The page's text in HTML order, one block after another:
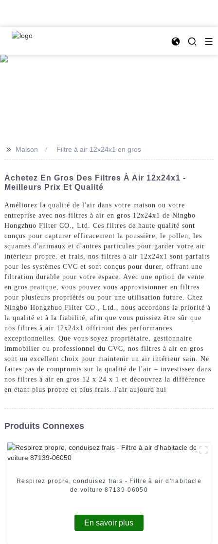
>> Maison Filtre à air 12x24x1 en gros
Achetez En Gros Des Filtres À Air 12x24x1 -
Meilleurs Prix Et Qualité
Améliorez la qualité de l'air dans votre maison ou votre
entreprise avec nos filtres à air en gros 12x24x1 de Ningbo
Hongzhuo Filter CO., Ltd. Ces filtres de haute qualité sont
conçus pour capturer efficacement la poussière, le pollen, les
squames d'animaux et d'autres particules pour garder votre air
intérieur propre. et frais, nos filtres à air 12x24x1 sont parfaits
pour les systèmes CVC et sont conçus pour durer, offrant une
filtration durable pour votre espace. Avec une option de vente
en gros pratique, vous pouvez vous approvisionner en filtres
pour plusieurs propriétés ou pour une utilisation future. Chez
Ningbo Hongzhuo Filter CO., Ltd., nous accordons la priorité à
la qualité et à la fiabilité, afin que vous puissiez être sûr que
nos filtres à air 12x24x1 offriront des performances
exceptionnelles. Que vous soyez propriétaire, gestionnaire
immobilier ou professionnel du CVC, nos filtres à air en gros
sont un excellent choix pour maintenir un air intérieur sain. Ne
faites pas de compromis sur la qualité de l'air – investissez dans
nos filtres à air en gros 12 x 24 x 1 et découvrez la différence
en étant plus propre et plus frais. l'air aujourd'hui
Produits Connexes
Respirez propre, conduisez frais - Filtre à air d'habitacle
de voiture 87139-06050
En savoir plus